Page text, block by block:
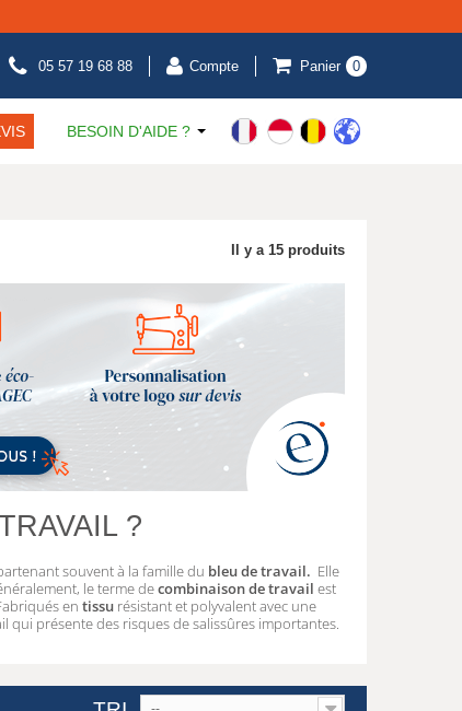
05 57 19 68 88 Compte Panier 0
BESOIN D'AIDE ?
Il y a 15 produits
?
souvent à la famille du bleu de travail. Elle
le terme decombinaison de travail est
en tissu résistant et polyvalent avec une
présente des risques de salissûres importantes.